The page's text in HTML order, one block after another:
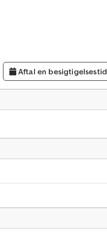
Aftal en besigtigelsestid